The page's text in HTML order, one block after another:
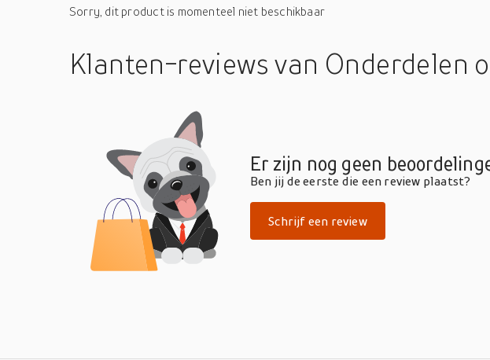
Sorry, dit product is momenteel niet beschikbaar
Klanten-reviewsvan Onderdelen
Er zijn nog geen
Ben jij de eerste die een review plaatst?
Schrijf een review